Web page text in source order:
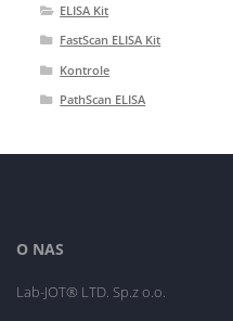
ELISA Kit
FastScan ELISA Kit
Kontrole
PathScan ELISA
O NAS
Lab-JOT® LTD. Sp.z o.o.